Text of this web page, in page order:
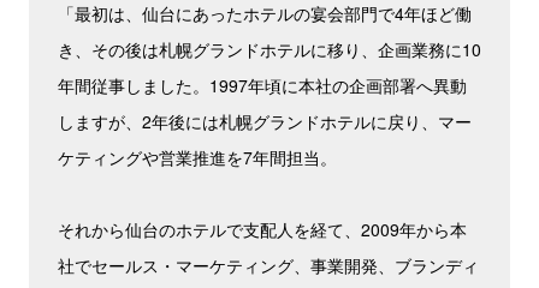
「最初は、仙台にあったホテルの宴会部門で4年ほど働
き、その後は札幌グランドホテルに移り、企画業務に10
年間従事しました。1997年頃に本社の企画部署へ異動
しますが、2年後には札幌グランドホテルに戻り、マー
ケティングや営業推進を7年間担当。
それから仙台のホテルで支配人を経て、2009年から本
社でセールス・マーケティング、事業開発、ブランディ